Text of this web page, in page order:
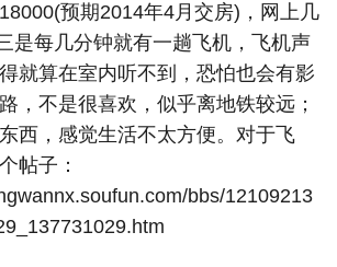
预期2014年4月交房)，网上几
是每几分钟就有一趟飞机，飞机声
就算在室内听不到，恐怕也会有影
，不是很喜欢，似乎离地铁较远；
西，感觉生活不太方便。对于飞
帖子：
bbs/12109213